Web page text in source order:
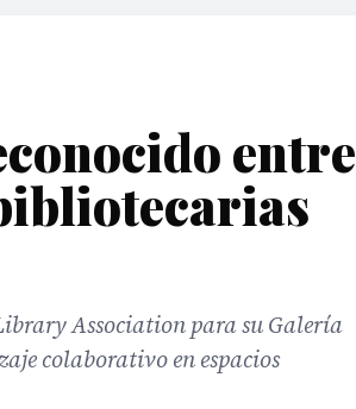
entre
Association para su Galería
colaborativo en espacios